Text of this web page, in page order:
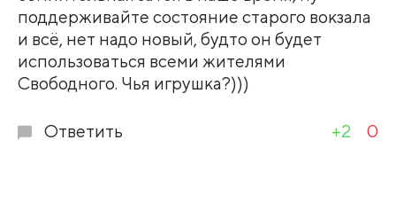
поддерживайте состояние старого вокзала
и всё, нет надо новый, будто он будет
использоваться всеми жителями
Свободного. Чья игрушка?)))
Ответить +2 0